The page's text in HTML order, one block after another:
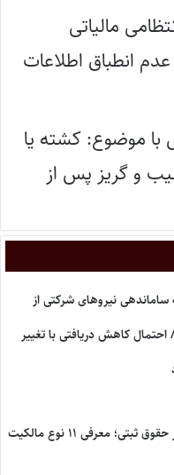
مالیاتی
انطباق اطلاعات
موضوع: کشته یا
و گریز پس از
ساماندهی نیروهای شرکتی از
کاهش دریافتی با تغییر
انواع مالکیت املاک در حقوق ثبتی؛ معرفی ۱۱ نوع مالکیت